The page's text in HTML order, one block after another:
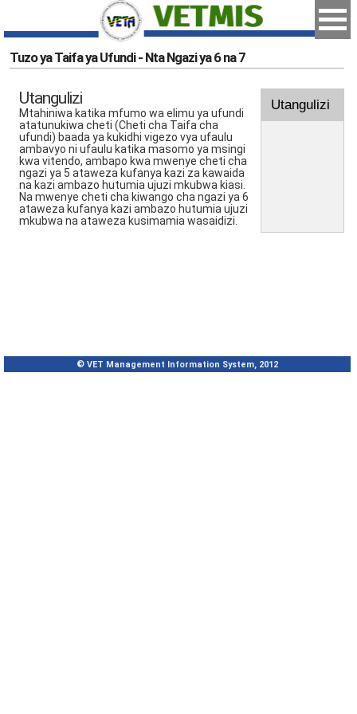
Tuzo ya Taifa ya Ufundi - Nta Ngazi ya 6 na 7
Utangulizi
Mtahiniwa katika mfumo wa elimu ya ufundi
atatunukiwa cheti (Cheti cha Taifa cha
ufundi) baada ya kukidhi vigezo vya ufaulu
ambavyo ni ufaulu katika masomo ya msingi
kwa vitendo, ambapo kwa mwenye cheti cha
ngazi ya 5 ataweza kufanya kazi za kawaida
na kazi ambazo hutumia ujuzi mkubwa kiasi.
Na mwenye cheti cha kiwango cha ngazi ya 6
ataweza kufanya kazi ambazo hutumia ujuzi
mkubwa na ataweza kusimamia wasaidizi.
Utangulizi
© VET Management Information System, 2012